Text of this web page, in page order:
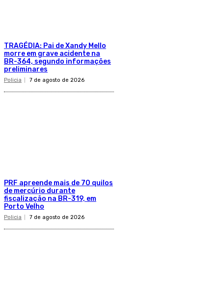
TRAGÉDIA: Pai de Xandy Mello
morre em grave acidente na
BR-364, segundo informações
preliminares
Policia 7 de agosto de 2026
PRF apreende mais de 70 quilos
de mercúrio durante
fiscalização na BR-319, em
Porto Velho
Policia 7 de agosto de 2026